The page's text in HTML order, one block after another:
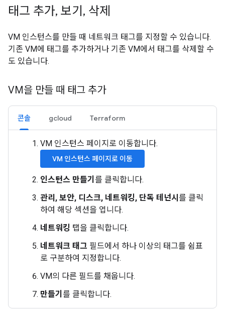
태그 추가, 보기 , 삭제
VM 인스턴스를 만들 때 네트워크 태그를 지정할 수 있습니다.
기존 VM에 태그를 추가하거나 기존 VM에서 태그를 삭제할 수
도 있습니다.
VM을 만들 때 태그 추가
콘솔 gcloud Terraform
VM 인스턴스 페이지로 이동합니다.
VM 인스턴스 페이지로 이동
인스턴스 만들기 를 클릭합니다.
관리, 보안, 디스크, 네트워킹, 단독 테넌시 를 클릭
하여 해당 섹션을 엽니다.
네트워킹 탭을 클릭합니다.
네트워크 태그 필드에서 하나 이상의 태그를 쉼표
로 구분하여 지정합니다.
VM의 다른 필드를 채웁니다.
만들기 를 클릭합니다.